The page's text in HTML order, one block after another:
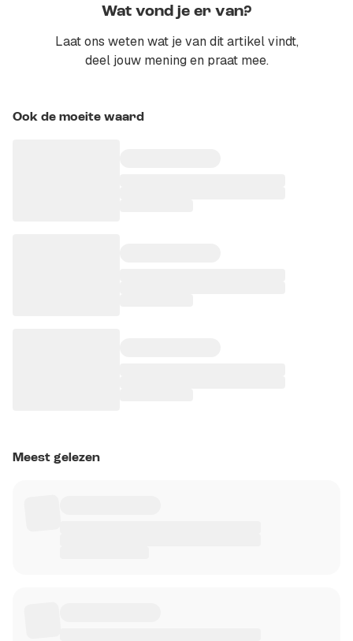
Wat vond je er van?
Laat ons weten wat je van dit artikel vindt,
deel jouw mening en praat mee.
Ook de moeite waard
Meest gelezen